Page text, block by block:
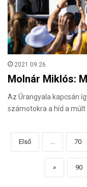
2021.09.26.
Molnár Miklós:
Az Úrangyala kapcsán
számotokra a híd a múlt
Első ... 70
» 90